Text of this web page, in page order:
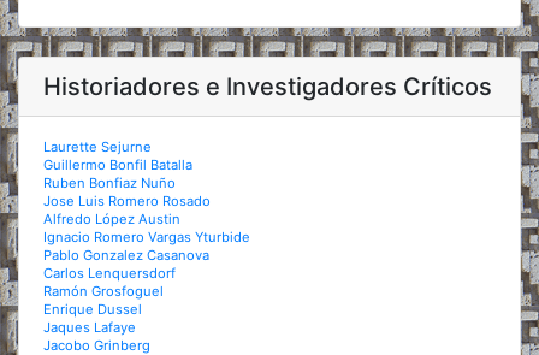
Historiadores e Investigadores Críticos
Laurette Sejurne
Guillermo Bonfil Batalla
Ruben Bonfiaz Nuño
Jose Luis Romero Rosado
Alfredo López Austin
Ignacio Romero Vargas Yturbide
Pablo Gonzalez Casanova
Carlos Lenquersdorf
Ramón Grosfoguel
Enrique Dussel
Jaques Lafaye
Jacobo Grinberg